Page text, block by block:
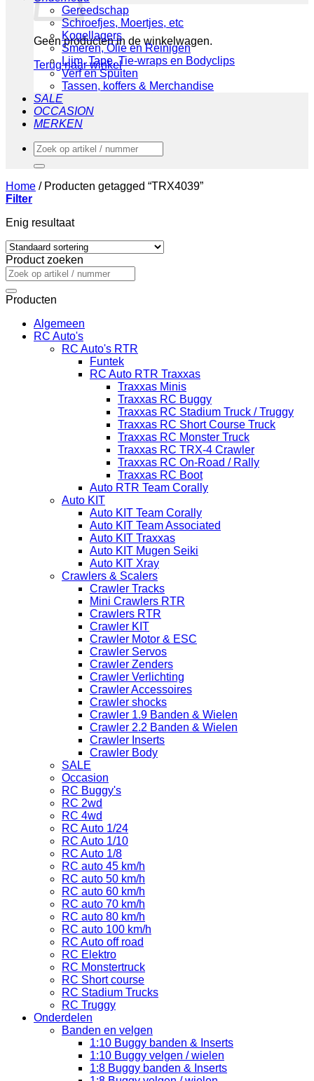
Geen producten in de winkelwagen.
Terug naar winkel
Gereedschap
Schroefjes, Moertjes, etc
Kogellagers
Smeren, Olie en Reinigen
Lijm, Tape, Tie-wraps en Bodyclips
Verf en Spuiten
Tassen, koffers & Merchandise
SALE
OCCASION
MERKEN
Zoeken
naar:
Home /Producten getagged “TRX4039”
Filter
Enig resultaat
Product zoeken
Zoeken
naar:
Producten
Algemeen
RC Auto's
RC Auto's RTR
Funtek
RC Auto RTR Traxxas
Traxxas Minis
Traxxas RC Buggy
Traxxas RC Stadium Truck / Truggy
Traxxas RC Short Course Truck
Traxxas RC Monster Truck
Traxxas RC TRX-4 Crawler
Traxxas RC On-Road / Rally
Traxxas RC Boot
Auto RTR Team Corally
Auto KIT
Auto KIT Team Corally
Auto KIT Team Associated
Auto KIT Traxxas
Auto KIT Mugen Seiki
Auto KIT Xray
Crawlers & Scalers
Crawler Tracks
Mini Crawlers RTR
Crawlers RTR
Crawler KIT
Crawler Motor & ESC
Crawler Servos
Crawler Zenders
Crawler Verlichting
Crawler Accessoires
Crawler shocks
Crawler 1.9 Banden & Wielen
Crawler 2.2 Banden & Wielen
Crawler Inserts
Crawler Body
SALE
Occasion
RC Buggy's
RC 2wd
RC 4wd
RC Auto 1/24
RC Auto 1/10
RC Auto 1/8
RC auto 45 km/h
RC auto 50 km/h
RC auto 60 km/h
RC auto 70 km/h
RC auto 80 km/h
RC auto 100 km/h
RC Auto off road
RC Elektro
RC Monstertruck
RC Short course
RC Stadium Trucks
RC Truggy
Onderdelen
Banden en velgen
1:10 Buggy banden & Inserts
1:10 Buggy velgen / wielen
1:8 Buggy banden & Inserts